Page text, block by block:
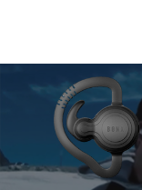
BONX